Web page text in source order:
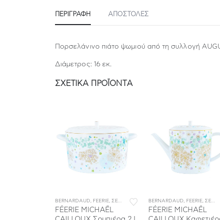
ΠΕΡΙΓΡΑΦΉ ΑΠΟΣΤΟΛΕΣ
Πορσελάνινο πιάτο ψωμιού από τη συλλογή
Διάμετρος: 16 εκ.
ΣΧΕΤΙΚΆ ΠΡΟΪΌΝΤΑ
, ΣΕΡΒΙΤΣΙΑ ΦΑΓΗΤΟΥ
BERNARDAUD FEERIE ΣΕΡΒΙΤΣΙΑ ΠΟΡΣΕΛΑΝΗΣ , ΣΕΡΒΙΤΣΙΑ
FÉERIE MICHAËL
BERNARDAUD FEERIE ΣΕΡΒΙΤΣΙΑ ΠΟΡΣΕΛΑΝΗΣ
FÉERIE MICHAËL